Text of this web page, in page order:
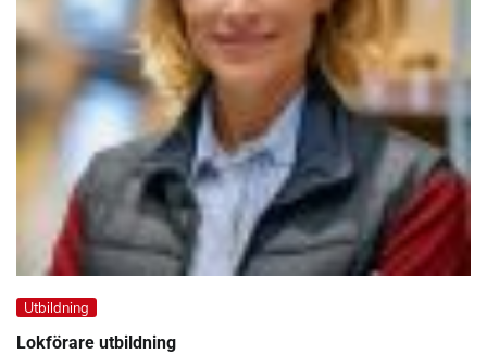
Utbildning
Lokförare utbildning